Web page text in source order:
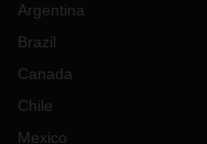
Argentina
Brazil
Canada
Chile
Mexico